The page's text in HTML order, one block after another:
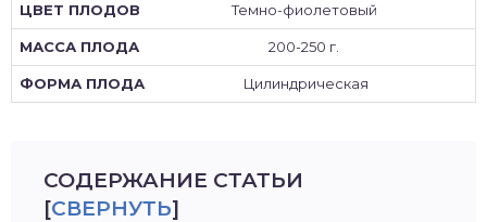
Темно-фиолетовый
200-250 г.
Цилиндрическая
СОДЕРЖАНИЕ СТАТЬИ
[СВЕРНУТЬ]